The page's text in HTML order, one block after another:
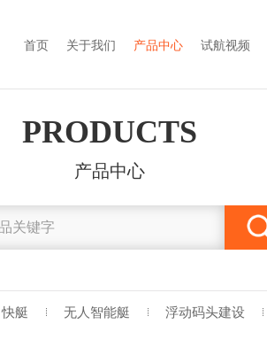
首页 关于我们 产品中心 试航视频
PRODUCTS
产品中心
快艇 无人智能艇 浮动码头建设